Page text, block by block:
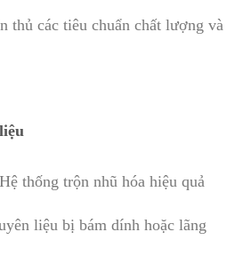
thủ các tiêu chuẩn chất lượng và
thống trộn nhũ hóa hiệu quả
liệu bị bám dính hoặc lãng